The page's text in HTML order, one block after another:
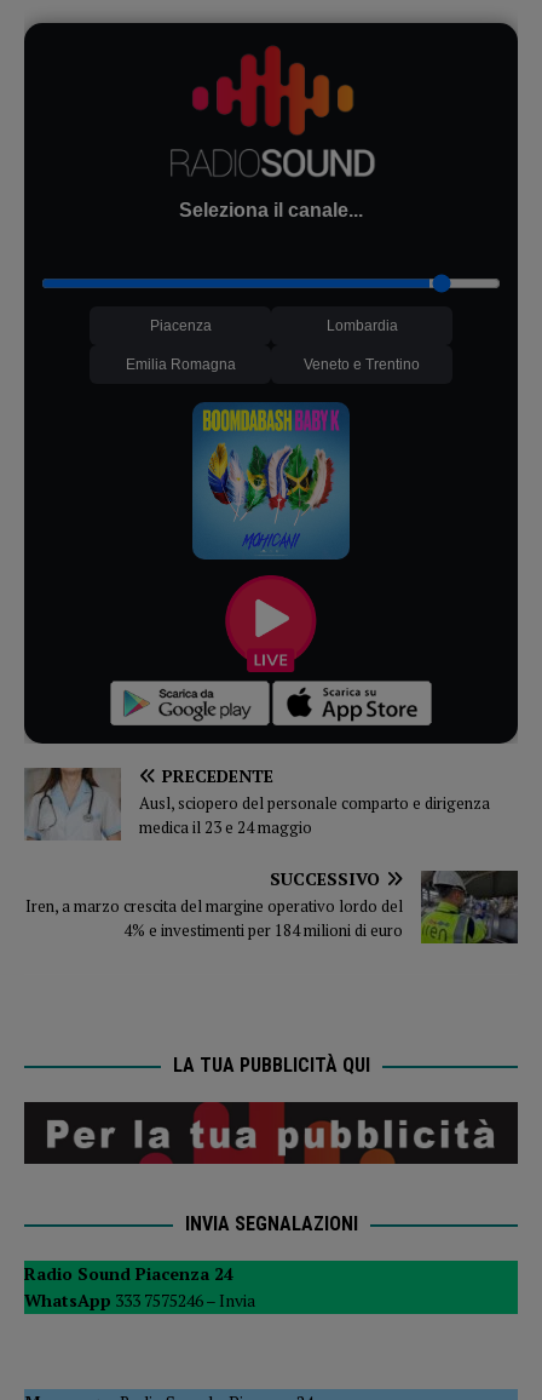
Seleziona il canale...
Piacenza Lombardia
Emilia Romagna Veneto e Trentino
PRECEDENTE
Ausl, sciopero del personale comparto e dirigenza
medica il 23 e 24 maggio
SUCCESSIVO
Iren, a marzo crescita del margine operativo lordo del
4% e investimenti per 184 milioni di euro
LA TUA PUBBLICITÀ QUI
INVIA SEGNALAZIONI
Radio Sound Piacenza 24
WhatsApp 333 7575246 – Invia